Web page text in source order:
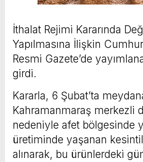
İthalat Rejimi Kararında
Yapılmasına İlişkin
Resmi Gazete’de
girdi.
Kararla, 6 Şubat’ta
Kahramanmaraş merkezli
nedeniyle afet bölgesinde
üretiminde yaşanan
alınarak, bu ürünlerdeki